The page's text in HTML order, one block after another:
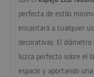
perfecta de estilo
encantará a cualquier
decorativas. El
luzca perfecto sobre el
espacio y aportando